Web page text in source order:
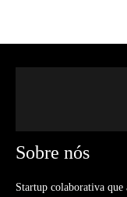
Sobre nós
Startup colaborativa